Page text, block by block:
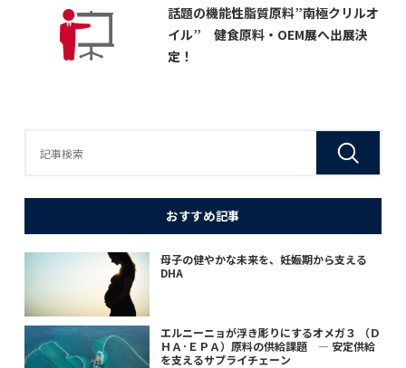
話題の機能性脂質原料”南極クリルオ
イル” 健食原料・OEM展へ出展決
定！
おすすめ記事
母子の健やかな未来を、妊娠期から支える
DHA
エルニーニョが浮き彫りにするオメガ３ （Ｄ
ＨＡ･ＥＰＡ）原料の供給課題 ― 安定供給
を支えるサプライチェーン